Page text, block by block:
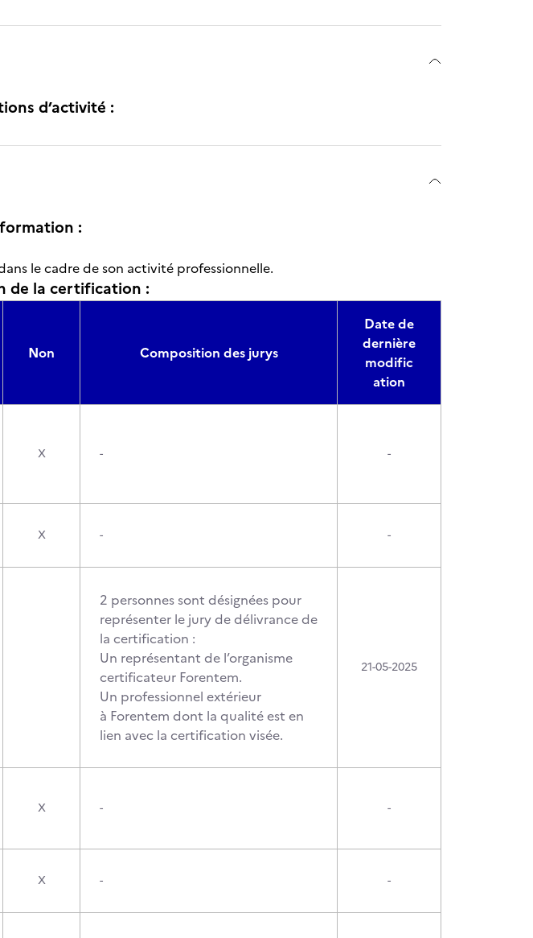
d’activité :
:
le cadre de son activité professionnelle.
de la certification :
Non Composition des jurys
Date de
dernière
modific
ation
X - -
X - -
2 personnes sont désignées pour
représenter le jury de délivrance de
la certification :
Un représentant de l’organisme
certificateur Forentem.
Un professionnel extérieur
à Forentem dont la qualité est en
lien avec la certification visée.
21-05-2025
X - -
X - -